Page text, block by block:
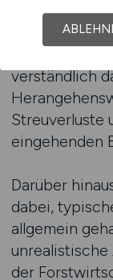
Erwartungen
verständlich
Streuverluste
eingehenden
Darüber
dabei,
allgemein
der